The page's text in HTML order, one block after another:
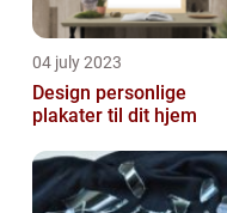
04 july 2023
Design personlige
plakater til dit hjem